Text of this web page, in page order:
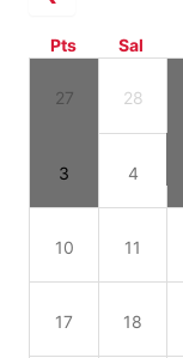
Pts Sal
27 28
3 4
10 11
17 18